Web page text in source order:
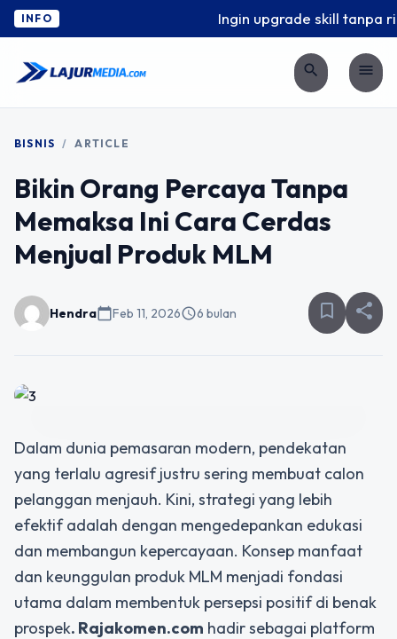
INFO Ingin upgrade skill tanpa
search menu
BISNIS / ARTICLE
Bikin Orang Percaya Tanpa
Memaksa Ini Cara Cerdas
Menjual Produk MLM
Hendracalendar_todayFeb 11, 2026schedule6 bulan bookmark_border share
Dalam dunia pemasaran modern, pendekatan
yang terlalu agresif justru sering membuat calon
pelanggan menjauh. Kini, strategi yang lebih
efektif adalah dengan mengedepankan edukasi
dan membangun kepercayaan. Konsep manfaat
dan keunggulan produk MLM menjadi fondasi
utama dalam membentuk persepsi positif di benak
prospek. Rajakomen.com hadir sebagai platform